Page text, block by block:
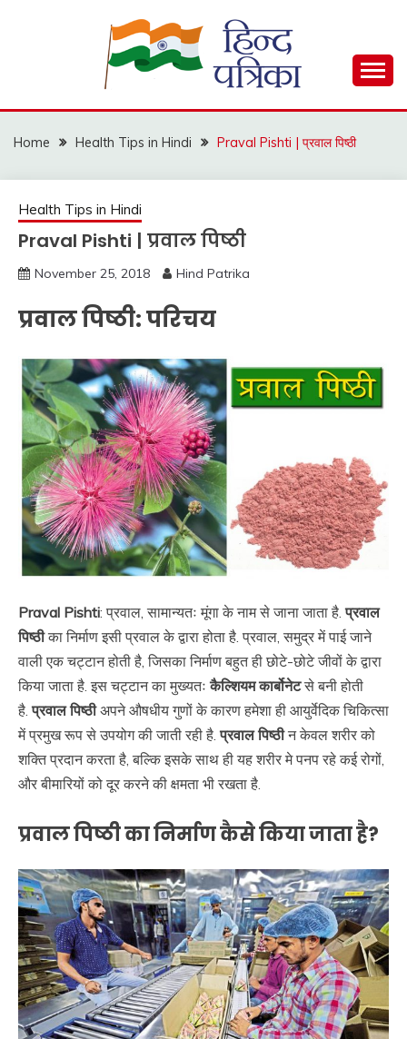
HIND PATRIKA
Status, Hindi Quotes, Hindi Inspirational Stories, Hindi
Home Health Tips in Hindi Praval Pishti | प्रवाल पिष्ठी
Health Tips in Hindi
Praval Pishti | प्रवाल पिष्ठी
November 25, 2018 Hind Patrika
प्रवाल पिष्ठी: परिचय
Praval Pishti: प्रवाल, सामान्यतः मूंगा के नाम से जाना जाता है.प्रवाल
पिष्ठीका निर्माण इसी प्रवाल के द्वारा होता है. प्रवाल, समुद्र में पाई जाने
वाली एक चट्टान होती है, जिसका निर्माण बहुत ही छोटे-छोटे जीवों के द्वारा
किया जाता है. इस चट्टान का मुख्यतःकैल्शियम कार्बोनेटसे बनी होती
है.प्रवाल पिष्ठीअपने औषधीय गुणों के कारण हमेशा ही आयुर्वेदिक चिकित्सा
में प्रमुख रूप से उपयोग की जाती रही है.प्रवाल पिष्ठीन केवल शरीर को
शक्ति प्रदान करता है, बल्कि इसके साथ ही यह शरीर मे पनप रहे कई रोगों,
और बीमारियों को दूर करने की क्षमता भी रखता है.
प्रवाल पिष्ठी का निर्माण कैसे किया जाता है?